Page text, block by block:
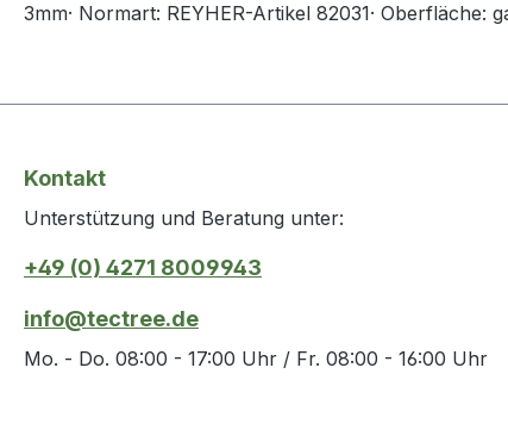
3mm· Normart: REYHER-Artikel 82031· Oberfläche:
Kontakt
Unterstützung und Beratung unter:
+49 (0) 4271 8009943
info@tectree.de
Mo. - Do. 08:00 - 17:00 Uhr / Fr. 08:00 - 16:00 Uhr